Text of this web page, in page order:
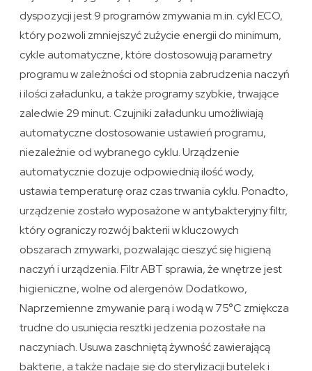
dyspozycji jest 9 programów zmywania m.in. cykl ECO,
który pozwoli zmniejszyć zużycie energii do minimum,
cykle automatyczne, które dostosowują parametry
programu w zależności od stopnia zabrudzenia naczyń
i ilości załadunku, a także programy szybkie, trwające
zaledwie 29 minut. Czujniki załadunku umożliwiają
automatyczne dostosowanie ustawień programu,
niezależnie od wybranego cyklu. Urządzenie
automatycznie dozuje odpowiednią ilość wody,
ustawia temperaturę oraz czas trwania cyklu. Ponadto,
urządzenie zostało wyposażone w antybakteryjny filtr,
który ograniczy rozwój bakterii w kluczowych
obszarach zmywarki, pozwalając cieszyć się higieną
naczyń i urządzenia. Filtr ABT sprawia, że ​​wnętrze jest
higieniczne, wolne od alergenów. Dodatkowo,
Naprzemienne zmywanie parą i wodą w 75°C zmiękcza
trudne do usunięcia resztki jedzenia pozostałe na
naczyniach. Usuwa zaschniętą żywność zawierającą
bakterie, a także nadaje się do sterylizacji butelek i